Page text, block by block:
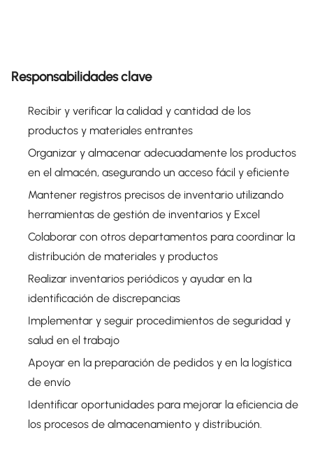
Responsabilidades clave
Recibir y verificar la calidad y cantidad de los
productos y materiales entrantes
Organizar y almacenar adecuadamente los productos
en el almacén, asegurando un acceso fácil y eficiente
Mantener registros precisos de inventario utilizando
herramientas de gestión de inventarios y Excel
Colaborar con otros departamentos para coordinar la
distribución de materiales y productos
Realizar inventarios periódicos y ayudar en la
identificación de discrepancias
Implementar y seguir procedimientos de seguridad y
salud en el trabajo
Apoyar en la preparación de pedidos y en la logística
de envío
Identificar oportunidades para mejorar la eficiencia de
los procesos de almacenamiento y distribución.